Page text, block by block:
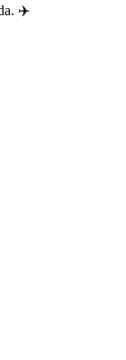
✈️